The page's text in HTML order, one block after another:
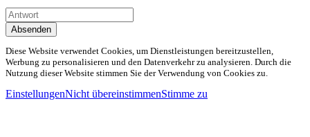
Absenden
Diese Website verwendet Cookies, um Dienstleistungen bereitzustellen,
Werbung zu personalisieren und den Datenverkehr zu analysieren. Durch die
Nutzung dieser Website stimmen Sie der Verwendung von Cookies zu.
EinstellungenNicht übereinstimmenStimme zu